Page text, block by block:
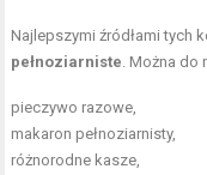
Najlepszymi źródłami tych
pełnoziarniste . Można
pieczywo razowe,
makaron pełnoziarnisty,
różnorodne kasze,